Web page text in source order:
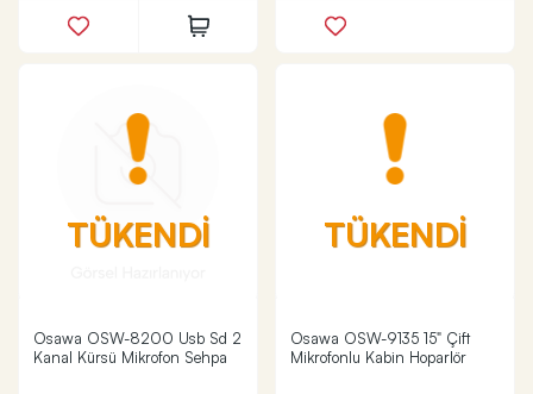
TÜKENDİ
Osawa OSW-8200 Usb Sd 2
Kanal Kürsü Mikrofon Sehpa
TÜKENDİ
Osawa OSW-9135 15" Çift
Mikrofonlu Kabin Hoparlör